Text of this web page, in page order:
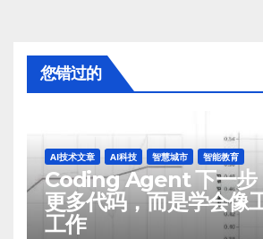
您错过的
AI技术文章 AI科技 智慧城市 智能教育
Coding Agent 下一步
更多代码，而是学会像
工作